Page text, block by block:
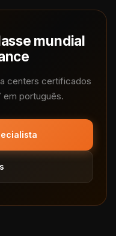
mundial
centers certificados
em português.